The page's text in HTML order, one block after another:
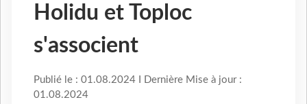
Holidu et Toploc
s'associent
Publié le : 01.08.2024 I Dernière Mise à jour :
01.08.2024